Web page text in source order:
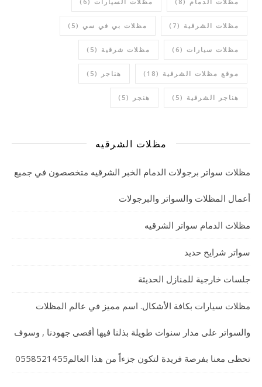
مظلات الشرقية (7) مظلات بي في سي (5)
مظلات سيارات (6) مظلات شرقية (5)
موقع مظلات الشرقية (18) هناجر (5)
هناجر الشرقية (5) هنجر (5)
مظلات الشرقيه
مظلات سواتر برجولات الدمام الخبر الشرقيه متخصصون في جميع
أعمال المظلات والسواتر والبرجولات
مظلات الدمام سواتر الشرقيه
سواتر شرايح حديد
جلسات خارجية للمنازل الحديثة
مظلات سيارات بكافة الأشكال. اسم مميز في عالم المظلات
والسواتر على مدار سنوات طويلة بذلنا فيها أقصى جهودنا , وسوف
تحظى معنا بفرصة فريدة لتكون جزءاً من هذا العالم0558521455